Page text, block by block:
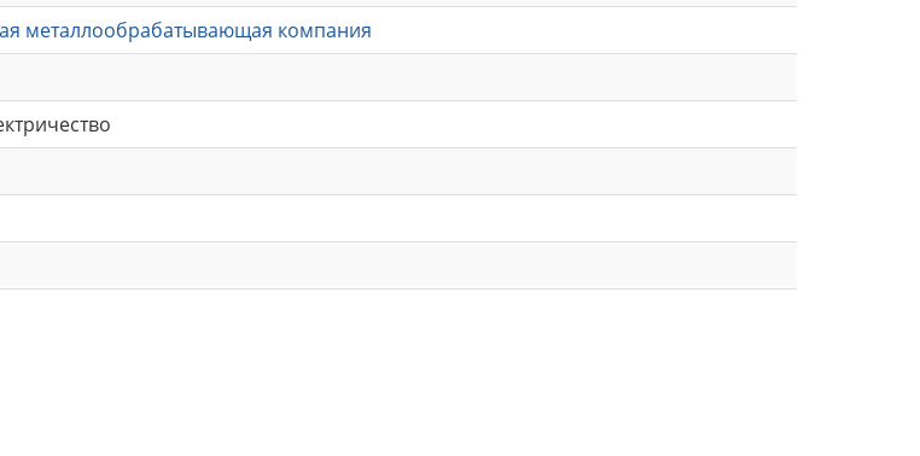
металлообрабатывающая компания